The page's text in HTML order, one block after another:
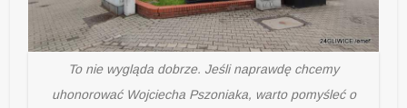
To nie wygląda dobrze. Jeśli naprawdę chcemy
uhonorować Wojciecha Pszoniaka, warto pomyśleć o